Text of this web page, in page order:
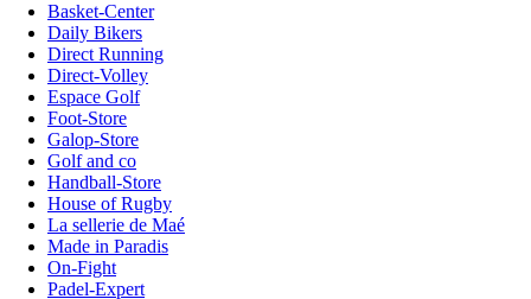
Basket-Center
Daily Bikers
Direct Running
Direct-Volley
Espace Golf
Foot-Store
Galop-Store
Golf and co
Handball-Store
House of Rugby
La sellerie de Maé
Made in Paradis
On-Fight
Padel-Expert